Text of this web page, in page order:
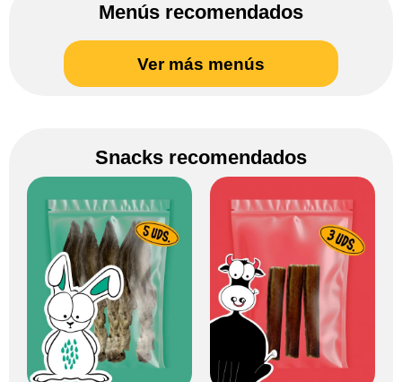
Menús recomendados
Ver más menús
Snacks recomendados